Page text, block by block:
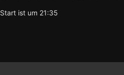
Start ist um 21:35